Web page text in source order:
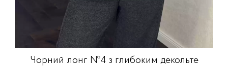
Чорний лонг №4 з глибоким декольте